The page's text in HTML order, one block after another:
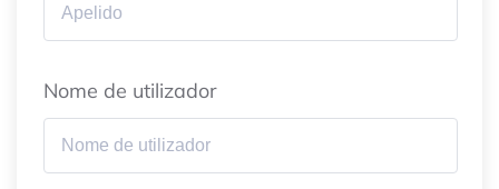
Nome de utilizador